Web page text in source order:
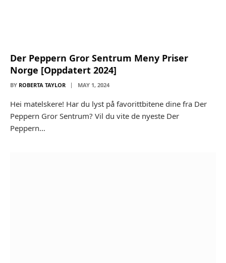
Der Peppern Gror Sentrum Meny Priser
Norge [Oppdatert 2024]
BY ROBERTA TAYLOR MAY 1, 2024
Hei matelskere! Har du lyst på favorittbitene dine fra Der
Peppern Gror Sentrum? Vil du vite de nyeste Der
Peppern…